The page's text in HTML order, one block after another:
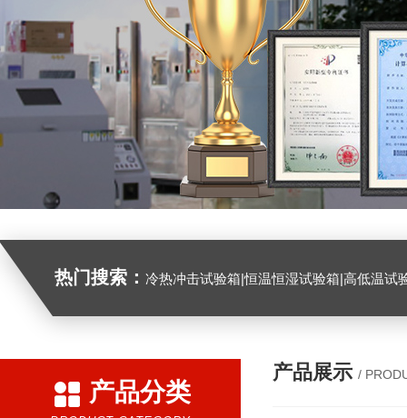
热门搜索： 冷热冲击试验箱|恒温恒湿试验箱|高低温试验箱|高低温交变试验箱|盐雾机|紫外线试验机|淋雨试验箱|臭氧试验箱|振动试
产品分类
产品展示 /